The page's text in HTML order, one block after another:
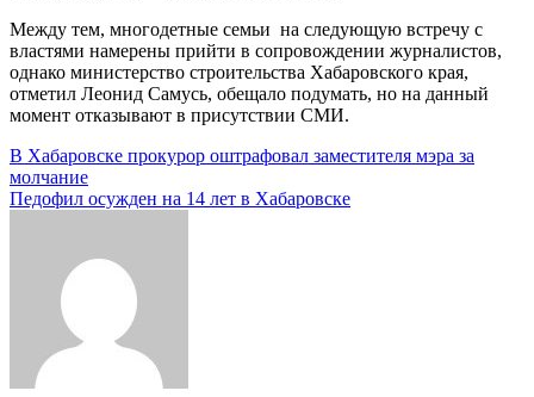
Между тем, многодетные семьи на следующую встречу с
властями намерены прийти в сопровождении журналистов,
однако министерство строительства Хабаровского края,
отметил Леонид Самусь, обещало подумать, но на данный
момент отказывают в присутствии СМИ.
Навигация
по
В Хабаровске прокурор оштрафовал заместителя мэра за
молчание
Педофил осужден на 14 лет в Хабаровске